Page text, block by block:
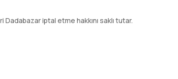
iptal etme hakkını saklı tutar.